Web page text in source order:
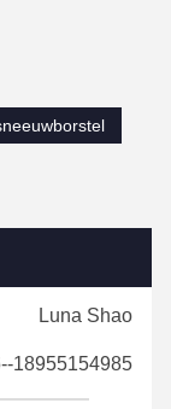
Luna Shao
18955154985